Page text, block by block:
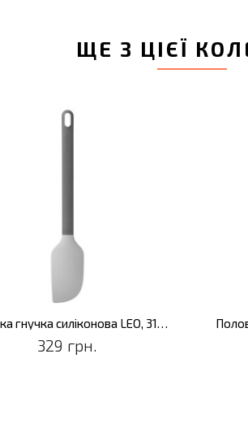
ЩЕ З ЦІЄЇ
Лопатка гнучка силіконова LEO, 31 см
329 грн.